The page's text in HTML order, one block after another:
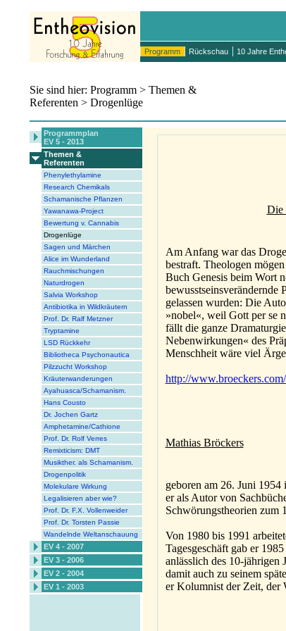
Programm Rückschau 10 Jahre
Sie sind hier: Programm > Themen &
Referenten > Drogenlüge
Programmplan
EV 5 - 2013
Themen &
Referenten
Phenylethylamine
Research Chemikals
Schamanische Pflanzen
Yawanawa-Project
Bewertung v. Cannabis
Drogenlüge
Sagen und Märchen
Alice im Wunderland
Rauchmischungen
Naturdrogen
Salvia Workshop
Antibiotika in Wildkräutern
Prof. Dr. Ralf Metzner
Tryptamine
LSD Rückkehr
Bibliotheca Psychonautica
Pilzzucht Workshop
Kräuterwanderungen
Ayahuasca/Schamanism.
Hans Cousto
Dr. Jochen Gartz
Amphetamine/Cathione
Prof. Dr. Rolf Verres
Remixticism: DMT
Musikther. als Schamanism.
Drogenpolitik
Molekulare Wirkung
Legalisieren aber wie?
Prof. Dr. F.X. Vollenweider
Prof. Dr. Torsten Passie
Wandelnde Weltanschauung
EV 4 - 2007
EV 3 - 2006
EV 2 - 2004
EV 1 - 2003
Die
Am Anfang war das
bestraft. Theologen
Buch Genesis beim Wort
bewusstseinsverändernde
gelassen wurden: Die
»nobel«, weil Gott per se
fällt die ganze
Nebenwirkungen« des
Menschheit wäre viel
http://
Mathias Bröckers
geboren am 26. Juni
er als Autor von
Schwörungstheorien zum
Von 1980 bis 1991
Tagesgeschäft gab er
anlässlich des 10-jährigen
damit auch zu seinem
er Kolumnist der Zeit, der